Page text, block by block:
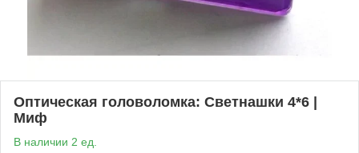
Оптическая головоломка: Светнашки 4*6 |
Миф
В наличии 2 ед.